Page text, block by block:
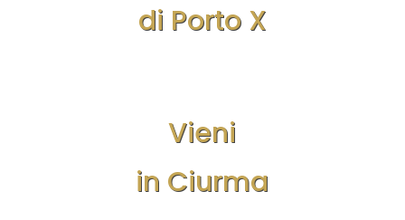
di Porto X
Vieni
in Ciurma